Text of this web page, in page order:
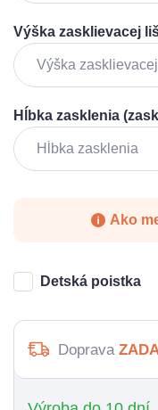
Výška zasklievacej
Hĺbka zasklenia
Ako
Detská poistka
Doprava